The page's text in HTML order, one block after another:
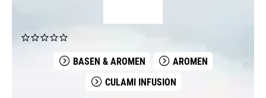
BASEN & AROMEN
AROMEN
CULAMI INFUSION